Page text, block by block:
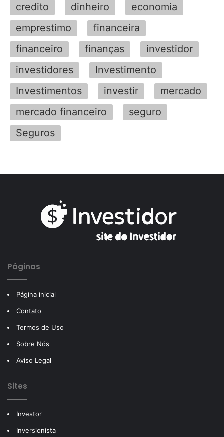
credito
dinheiro
economia
emprestimo
financeira
financeiro
finanças
investidor
investidores
Investimento
Investimentos
investir
mercado
mercado financeiro
seguro
Seguros
Páginas
Página inicial
Contato
Termos de Uso
Sobre Nós
Aviso Legal
Sites
Investor
Inversionista